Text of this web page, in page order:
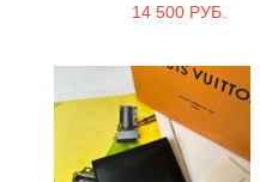
14 500 РУБ.